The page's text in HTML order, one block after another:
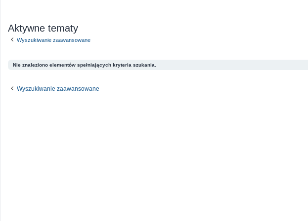
Aktywne tematy
Wyszukiwanie zaawansowane
Nie znaleziono elementów spełniających kryteria szukania.
Wyszukiwanie zaawansowane